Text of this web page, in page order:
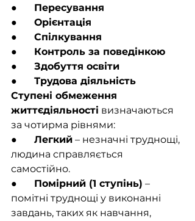
● Пересування
● Орієнтація
● Спілкування
● Контроль за поведінкою
● Здобуття освіти
● Трудова діяльність
Ступені обмеження
життєдіяльності визначаються
за чотирма рівнями:
● Легкий – незначні труднощі,
людина справляється
самостійно.
● Помірний (1 ступінь) –
помітні труднощі у виконанні
завдань, таких як навчання,